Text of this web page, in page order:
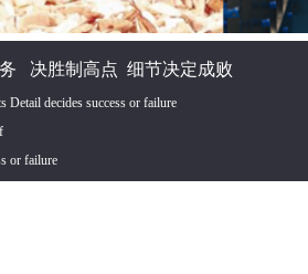
决胜制高点 细节决定成败
Detail decides success or failure
or failure